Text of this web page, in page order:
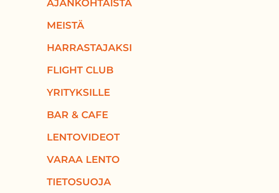
AJANKOHTAISTA
MEISTÄ
HARRASTAJAKSI
FLIGHT CLUB
YRITYKSILLE
BAR & CAFE
LENTOVIDEOT
VARAA LENTO
TIETOSUOJA